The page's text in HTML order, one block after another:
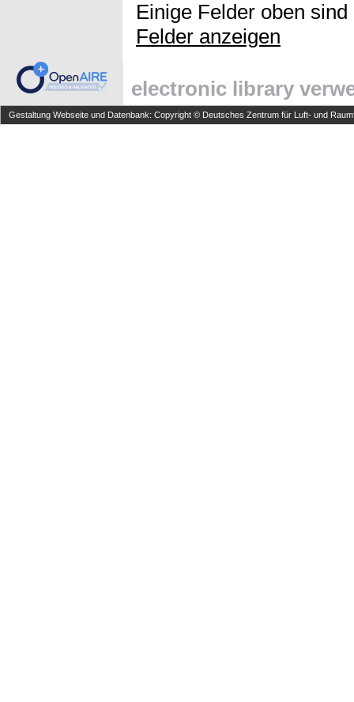
Einige Felder oben
Felder anzeigen
electronic library
Gestaltung Webseite und Datenbank: Copyright © Deutsches Zentrum für Luft- und